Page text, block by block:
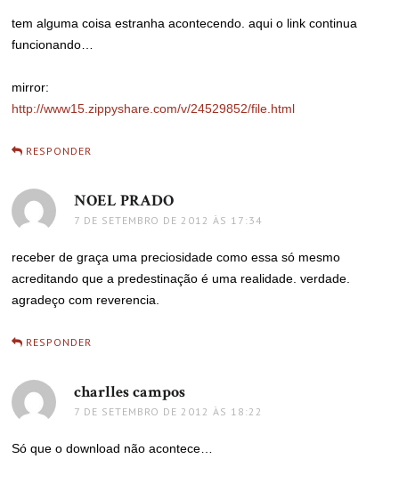
tem alguma coisa estranha acontecendo. aqui o link continua
funcionando…
mirror:
http://www15.zippyshare.com/v/24529852/file.html
RESPONDER
NOEL PRADO
7 DE SETEMBRO DE 2012 ÀS 17:34
receber de graça uma preciosidade como essa só mesmo
acreditando que a predestinação é uma realidade. verdade.
agradeço com reverencia.
RESPONDER
charlles campos
7 DE SETEMBRO DE 2012 ÀS 18:22
Só que o download não acontece…